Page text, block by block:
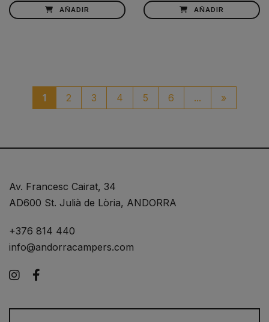
AÑADIR AÑADIR
1 2 3 4 5 6 ... »
Av. Francesc Cairat, 34
AD600 St. Julià de Lòria, ANDORRA
+376 814 440
info@andorracampers.com
Instagram